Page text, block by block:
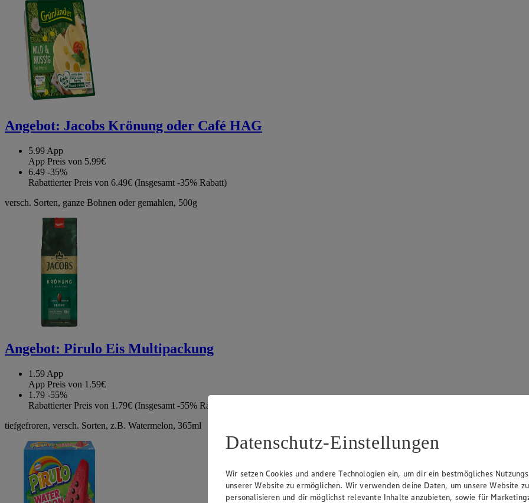
Angebot: Jacobs Krönung oder Café HAG
5.99 App
App Preis von 5.99€
6.49 -35%
Rabattierter Preis von 6.49€ (Insgesamt -35% Rabatt)
versch. Sorten, ganze Bohnen oder gemahlen, 500g
Angebot: Pirulo Eis Multipackung
1.59 App
App Preis von 1.59€
1.79 -55%
Rabattierter Preis von 1.79€ (Insgesamt -55% Rabatt)
tiefgefroren, versch. Sorten, z.B. Watermelon, 365ml
Datenschutz-Einstellungen
Wir setzen Cookies und andere Technologien ein, um dir ein bestmögliches
unserer Website zu ermöglichen. Wir verwenden deine Daten, um unsere Website zu
personalisieren und dir möglichst relevante Inhalte anzubieten, sowie für